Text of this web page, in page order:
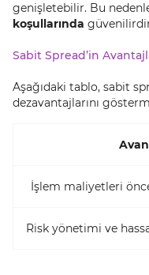
genişletebilir. Bu
koşullarında
Sabit Spread’in
Aşağıdaki tablo, sabit
dezavantajlarını
İşlem maliyetleri
Risk yönetimi ve